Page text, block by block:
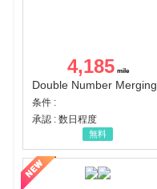
4,185
Double Number Merging
条件 :
承認 : 数日程度
無料